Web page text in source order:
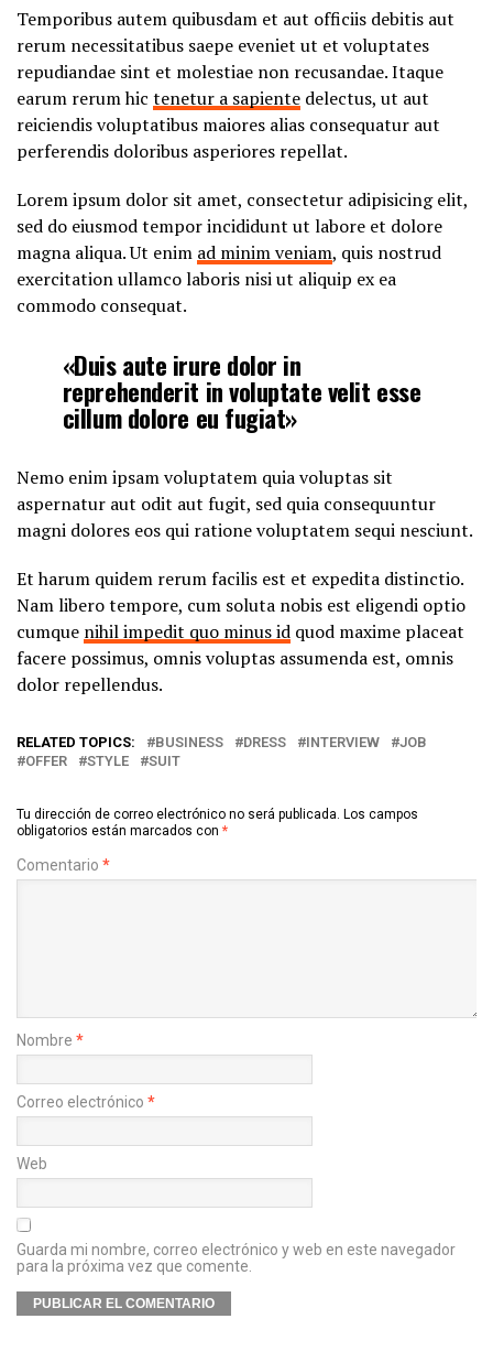
Temporibus autem quibusdam et aut officiis debitis aut
rerum necessitatibus saepe eveniet ut et voluptates
repudiandae sint et molestiae non recusandae. Itaque
earum rerum hic tenetur a sapiente delectus, ut aut
reiciendis voluptatibus maiores alias consequatur aut
perferendis doloribus asperiores repellat.
Lorem ipsum dolor sit amet, consectetur adipisicing elit,
sed do eiusmod tempor incididunt ut labore et dolore
magna aliqua. Ut enim ad minim veniam, quis nostrud
exercitation ullamco laboris nisi ut aliquip ex ea
commodo consequat.
«Duis aute irure dolor in
reprehenderit in voluptate velit esse
cillum dolore eu fugiat»
Nemo enim ipsam voluptatem quia voluptas sit
aspernatur aut odit aut fugit, sed quia consequuntur
magni dolores eos qui ratione voluptatem sequi nesciunt.
Et harum quidem rerum facilis est et expedita distinctio.
Nam libero tempore, cum soluta nobis est eligendi optio
cumque nihil impedit quo minus id quod maxime placeat
facere possimus, omnis voluptas assumenda est, omnis
dolor repellendus.
RELATED TOPICS: BUSINESS DRESS INTERVIEW
JOB
OFFER
STYLE SUIT
Tu dirección de correo electrónico no será publicada. Los campos
obligatorios están marcados con *
Comentario *
Nombre *
Correo electrónico *
Web
Guarda mi nombre, correo electrónico y web en este navegador
para la próxima vez que comente.